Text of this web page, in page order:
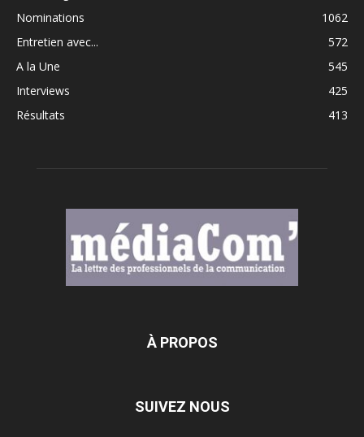
Nominations
1062
Entretien avec...
572
A la Une
545
Interviews
425
Résultats
413
À PROPOS
SUIVEZ NOUS